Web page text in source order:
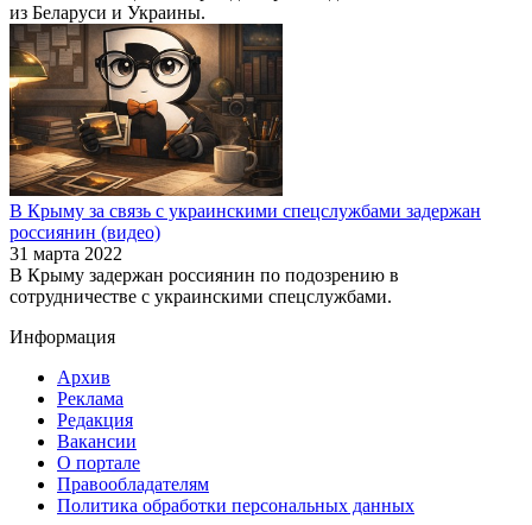
из Беларуси и Украины.
В Крыму за связь с украинскими спецслужбами задержан
россиянин (видео)
31 марта 2022
В Крыму задержан россиянин по подозрению в
сотрудничестве с украинскими спецслужбами.
Информация
Архив
Реклама
Редакция
Вакансии
О портале
Правообладателям
Политика обработки персональных данных